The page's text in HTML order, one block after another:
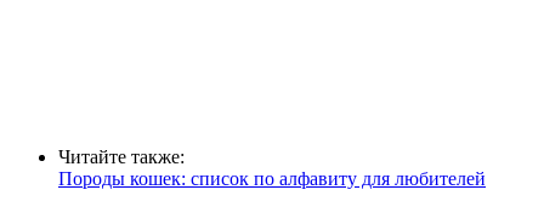
Читайте также:
Породы кошек: список по алфавиту для любителей